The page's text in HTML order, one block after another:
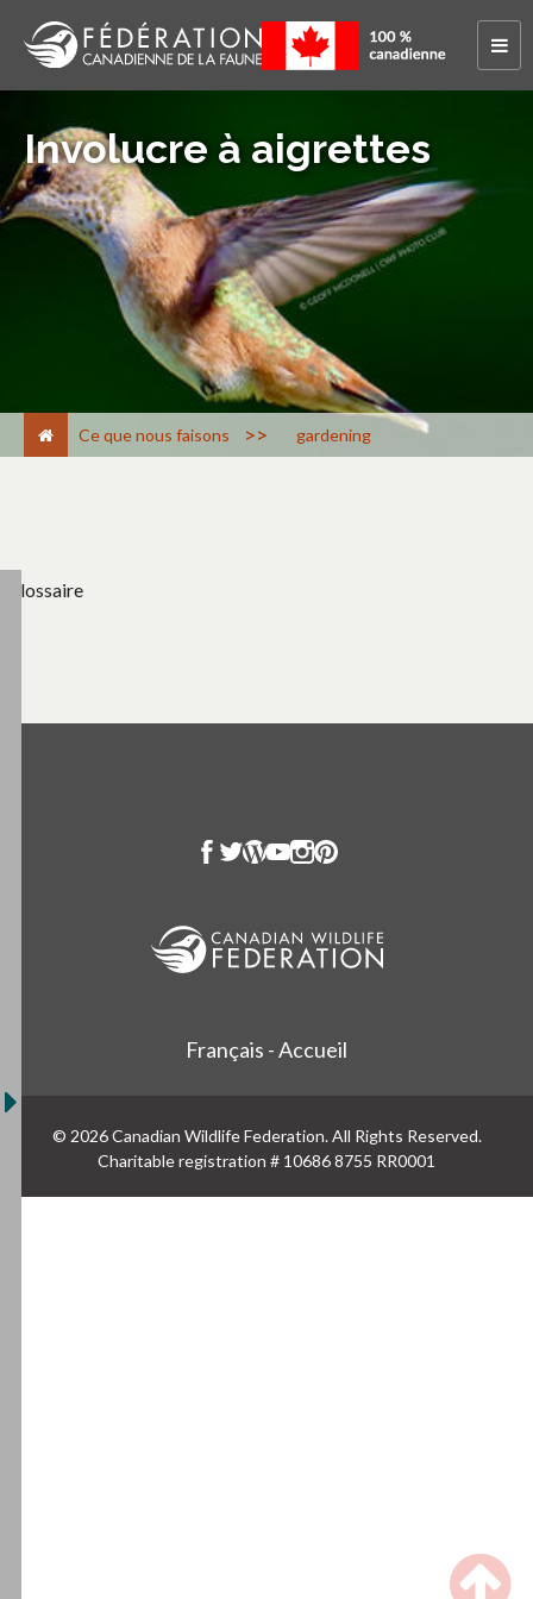
Involucre à aigrettes
Ce que nous faisons > gardening
Glossaire
Français - Accueil
© 2026 Canadian Wildlife Federation. All Rights Reserved.
Charitable registration # 10686 8755 RR0001